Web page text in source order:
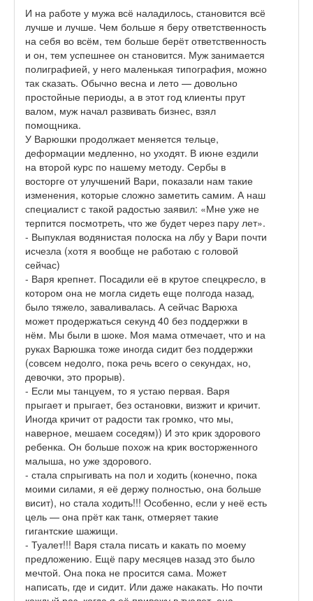
И на работе у мужа всё наладилось, становится всё
лучше и лучше. Чем больше я беру ответственность
на себя во всём, тем больше берёт ответственность
и он, тем успешнее он становится. Муж занимается
полиграфией, у него маленькая типография, можно
так сказать. Обычно весна и лето — довольно
простойные периоды, а в этот год клиенты прут
валом, муж начал развивать бизнес, взял
помощника.
У Варюшки продолжает меняется тельце,
деформации медленно, но уходят. В июне ездили
на второй курс по нашему методу. Сербы в
восторге от улучшений Вари, показали нам такие
изменения, которые сложно заметить самим. А наш
специалист с такой радостью заявил: «Мне уже не
терпится посмотреть, что же будет через пару лет».
- Выпуклая водянистая полоска на лбу у Вари почти
исчезла (хотя я вообще не работаю с головой
сейчас)
- Варя крепнет. Посадили её в крутое спецкресло, в
котором она не могла сидеть еще полгода назад,
было тяжело, заваливалась. А сейчас Варюха
может продержаться секунд 40 без поддержки в
нём. Мы были в шоке. Моя мама отмечает, что и на
руках Варюшка тоже иногда сидит без поддержки
(совсем недолго, пока речь всего о секундах, но,
девочки, это прорыв).
- Если мы танцуем, то я устаю первая. Варя
прыгает и прыгает, без остановки, визжит и кричит.
Иногда кричит от радости так громко, что мы,
наверное, мешаем соседям)) И это крик здорового
ребенка. Он больше похож на крик восторженного
малыша, но уже здорового.
- стала спрыгивать на пол и ходить (конечно, пока
моими силами, я её держу полностью, она больше
висит), но стала ходить!!! Особенно, если у неё есть
цель — она прёт как танк, отмеряет такие
гигантские шажищи.
- Туалет!!! Варя стала писать и какать по моему
предложению. Ещё пару месяцев назад это было
мечтой. Она пока не просится сама. Может
написать, где и сидит. Или даже накакать. Но почти